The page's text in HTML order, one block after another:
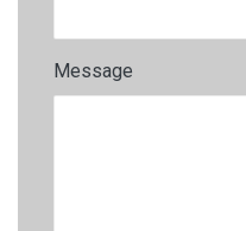
Message